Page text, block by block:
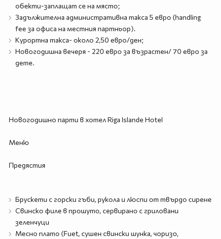
обекти-заплащат се на място;
Задължителна административна такса 5 евро (handling
fee за офиса на местния партньор).
Курортна такса- около 2,50 евро/ден;
Новогодишна вечеря - 220 евро за възрастен/ 70 евро за
дете.
Новогодишно парти в хотел Riga Islande Hotel
Меню
Предястия
Брускети с горски гъби, рукола и люспи от твърдо сирене
Свинско филе в прошуто, сервирано с гриловани
зеленчуци
Месно плато (Fuet, сушен свински шунка, чоризо,